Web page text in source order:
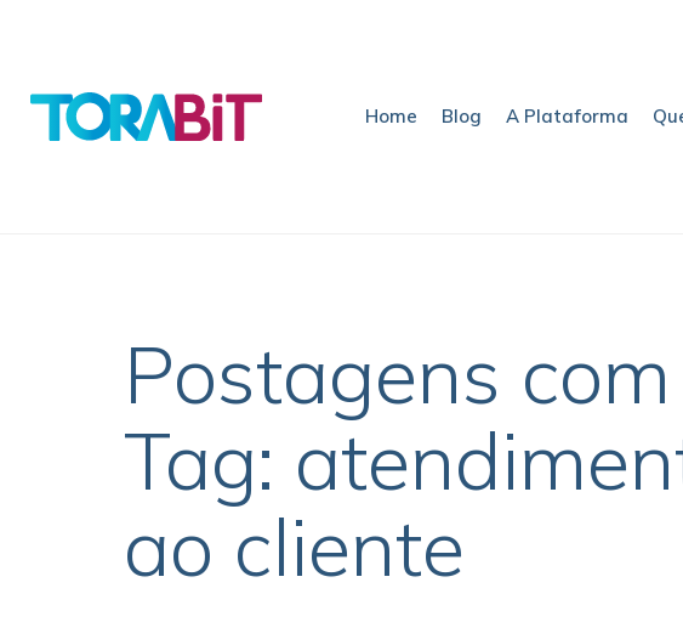
Home Blog A Plataforma
Postagens
Tag:
ao cliente